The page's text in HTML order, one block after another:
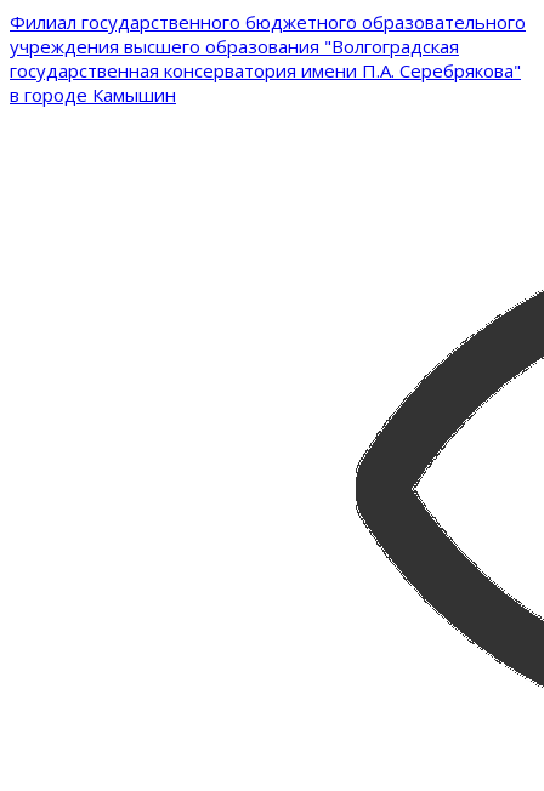
Филиал государственного бюджетного образовательного
учреждения высшего образования "Волгоградская
государственная консерватория имени П.А. Серебрякова"
в городе Камышин